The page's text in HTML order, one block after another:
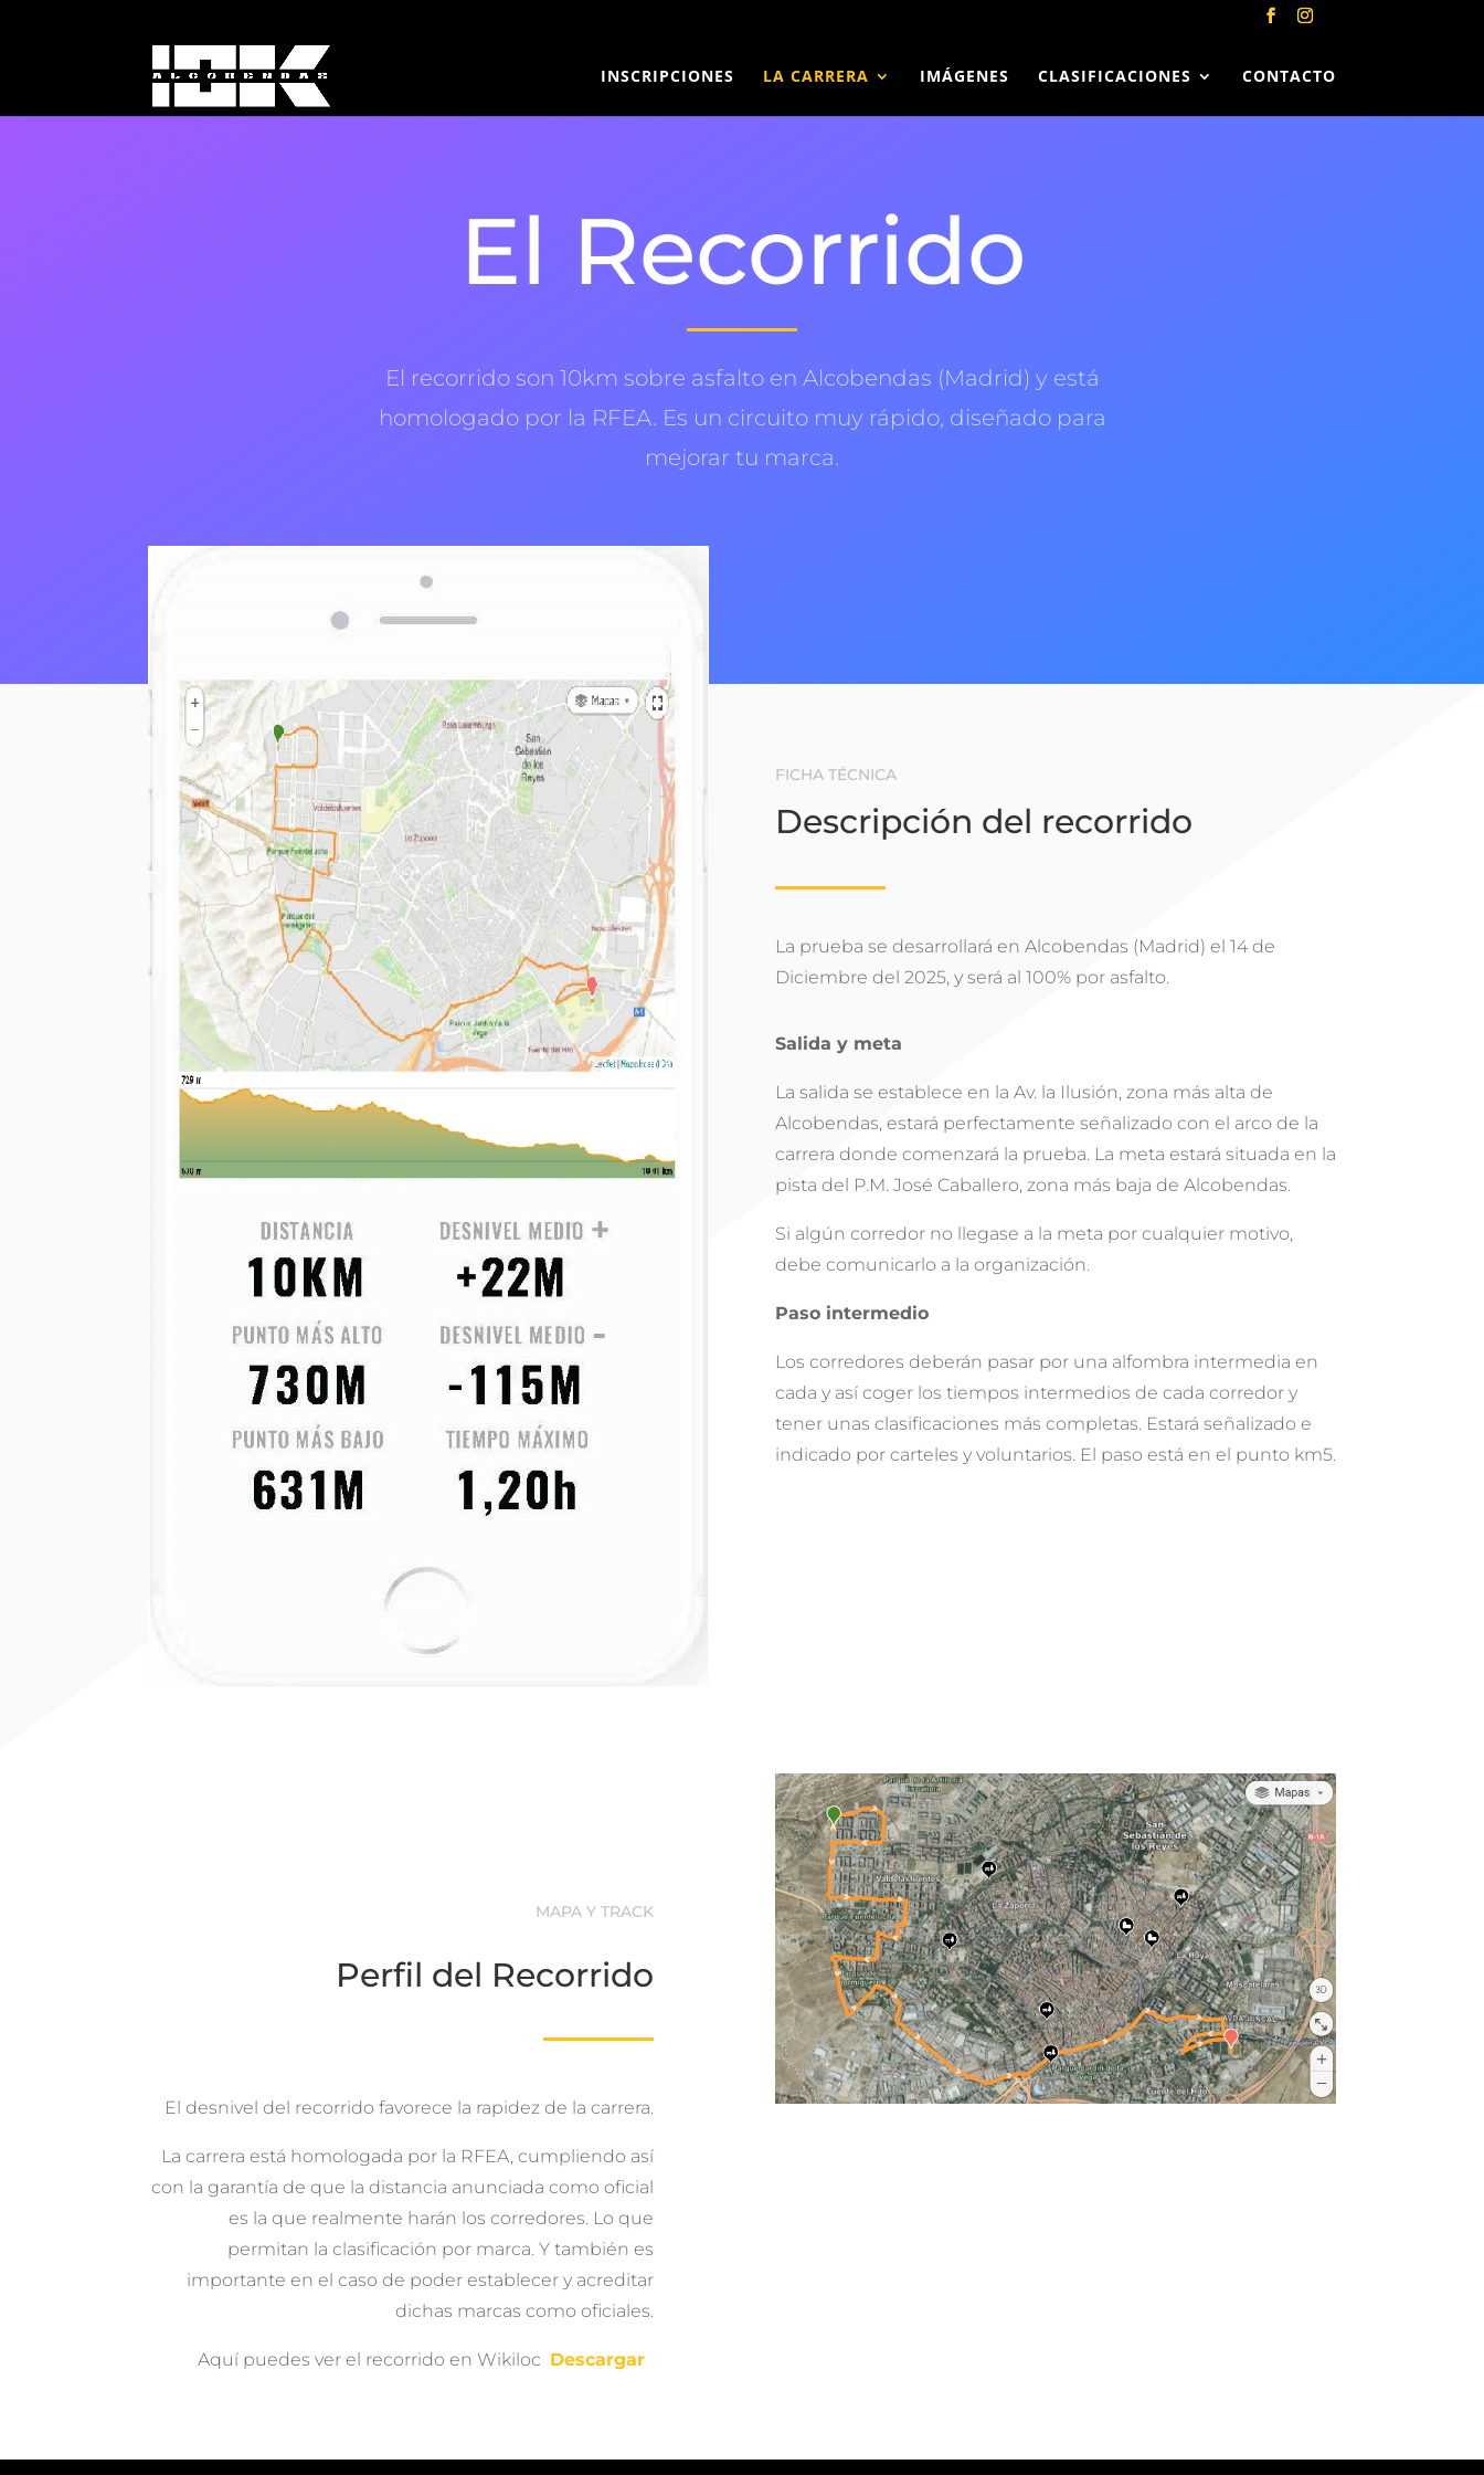
INSCRIPCIONES LA CARRERA IMÁGENES CLASIFICACIONES CONTACTO
El Recorrido
El recorrido son 10km sobre asfalto en Alcobendas (Madrid) y está
homologado por la RFEA. Es un circuito muy rápido, diseñado para
mejorar tu marca.
FICHA TÉCNICA
Descripción del recorrido
La prueba se desarrollará en Alcobendas (Madrid) el 14 de
Diciembre del 2025, y será al 100% por asfalto.
Salida y meta
La salida se establece en la Av. la Ilusión, zona más alta de
Alcobendas, estará perfectamente señalizado con el arco de la
carrera donde comenzará la prueba. La meta estará situada en la
pista del P.M. José Caballero, zona más baja de Alcobendas.
Si algún corredor no llegase a la meta por cualquier motivo,
debe comunicarlo a la organización.
Paso intermedio
Los corredores deberán pasar por una alfombra intermedia en
cada y así coger los tiempos intermedios de cada corredor y
tener unas clasificaciones más completas. Estará señalizado e
indicado por carteles y voluntarios. El paso está en el punto km5.
MAPA Y TRACK
Perfil del Recorrido
El desnivel del recorrido favorece la rapidez de la carrera.
La carrera está homologada por la RFEA, cumpliendo así
con la garantía de que la distancia anunciada como oficial
es la que realmente harán los corredores. Lo que
permitan la clasificación por marca. Y también es
importante en el caso de poder establecer y acreditar
dichas marcas como oficiales.
Aquí puedes ver el recorrido en Wikiloc Descargar